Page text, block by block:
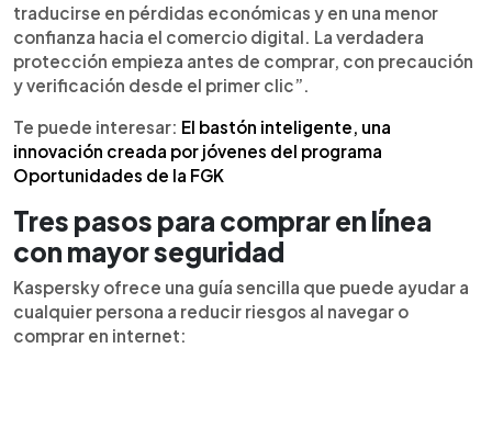
traducirse en pérdidas económicas y en una menor
confianza hacia el comercio digital. La verdadera
protección empieza antes de comprar, con precaución
y verificación desde el primer clic”.
Te puede interesar: El bastón inteligente, una
innovación creada por jóvenes del programa
Oportunidades de la FGK
Tres pasos para comprar en línea
con mayor seguridad
Kaspersky ofrece una guía sencilla que puede ayudar a
cualquier persona a reducir riesgos al navegar o
comprar en internet: